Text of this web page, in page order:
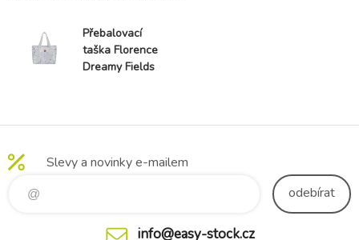
Přebalovací
taška Florence
Dreamy Fields
Slevy a novinky e-mailem
odebírat
info@easy-stock.cz